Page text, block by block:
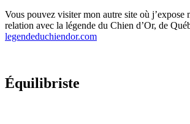
Vous pouvez visiter mon autre site où j’expose
relation avec la légende du Chien d’Or, de
legendeduchiendor.com
Équilibriste